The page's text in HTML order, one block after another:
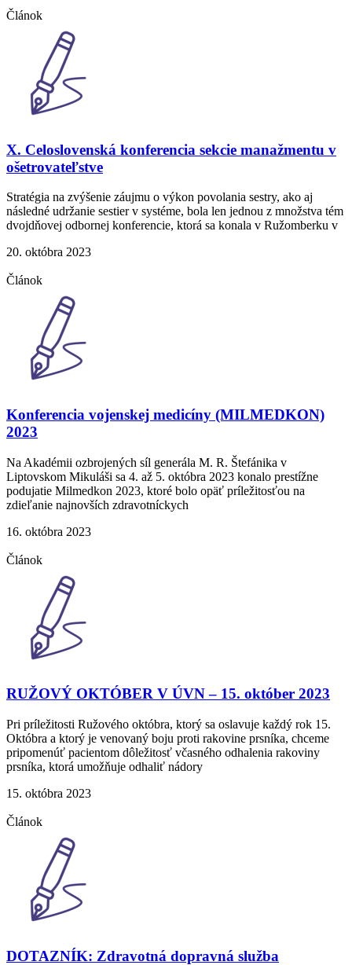
Článok
X. Celoslovenská konferencia sekcie manažmentu v
ošetrovateľstve
Stratégia na zvýšenie záujmu o výkon povolania sestry, ako aj
následné udržanie sestier v systéme, bola len jednou z množstva tém
dvojdňovej odbornej konferencie, ktorá sa konala v Ružomberku v
20. októbra 2023
Článok
Konferencia vojenskej medicíny (MILMEDKON)
2023
Na Akadémii ozbrojených síl generála M. R. Štefánika v
Liptovskom Mikuláši sa 4. až 5. októbra 2023 konalo prestížne
podujatie Milmedkon 2023, ktoré bolo opäť príležitosťou na
zdieľanie najnovších zdravotníckych
16. októbra 2023
Článok
RUŽOVÝ OKTÓBER V ÚVN – 15. október 2023
Pri príležitosti Ružového októbra, ktorý sa oslavuje každý rok 15.
Októbra a ktorý je venovaný boju proti rakovine prsníka, chceme
pripomenúť pacientom dôležitosť včasného odhalenia rakoviny
prsníka, ktorá umožňuje odhaliť nádory
15. októbra 2023
Článok
DOTAZNÍK: Zdravotná dopravná služba